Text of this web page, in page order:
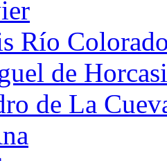
Río
de
de La